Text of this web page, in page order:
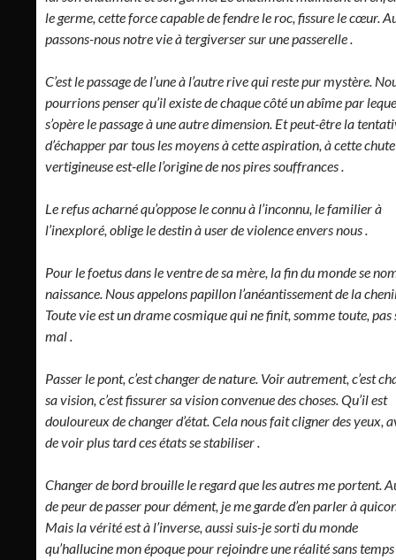
le germe, cette force capable de fendre le roc, fissure le cœur.
passons-nous notre vie à tergiverser sur une passerelle .
C’est le passage de l’une à l’autre rive qui reste pur mystère.
pourrions penser qu’il existe de chaque côté un abîme par
s’opère le passage à une autre dimension. Et peut-être la
d’échapper par tous les moyens à cette aspiration, à cette chute
vertigineuse est-elle l’origine de nos pires souffrances .
Le refus acharné qu’oppose le connu à l’inconnu, le familier à
l’inexploré, oblige le destin à user de violence envers nous .
Pour le foetus dans le ventre de sa mère, la fin du monde se
naissance. Nous appelons papillon l’anéantissement de la
Toute vie est un drame cosmique qui ne finit, somme toute, pas
mal .
Passer le pont, c’est changer de nature. Voir autrement, c’est
sa vision, c’est fissurer sa vision convenue des choses. Qu’il est
douloureux de changer d’état. Cela nous fait cligner des yeux,
de voir plus tard ces états se stabiliser .
Changer de bord brouille le regard que les autres me portent.
de peur de passer pour dément, je me garde d’en parler à
Mais la vérité est à l’inverse, aussi suis-je sorti du monde
qu’hallucine mon époque pour rejoindre une réalité sans